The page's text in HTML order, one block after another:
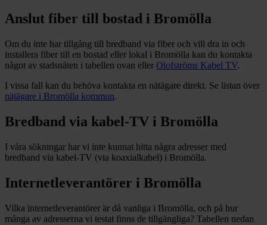
Anslut fiber till bostad i Bromölla
Om du inte har tillgång till bredband via fiber och vill dra in och
installera fiber till en bostad eller lokal i Bromölla kan du kontakta
något av stadsnäten i tabellen ovan eller Olofströms Kabel TV.
I vissa fall kan du behöva kontakta en nätägare direkt. Se listan över
nätägare i Bromölla kommun.
Bredband via kabel-TV i Bromölla
I våra sökningar har vi inte kunnat hitta några adresser med
bredband via kabel-TV (via koaxialkabel) i Bromölla.
Internetleverantörer i Bromölla
Vilka internetleverantörer är då vanliga i Bromölla, och på hur
många av adresserna vi testat finns de tillgängliga? Tabellen nedan